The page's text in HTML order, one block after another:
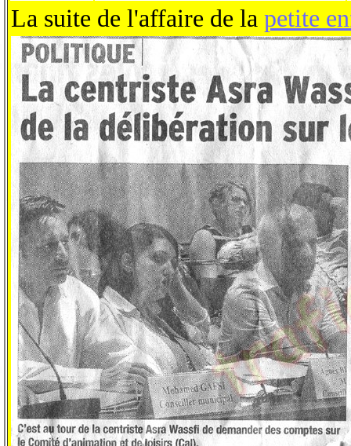
La suite de l'affaire de la petite